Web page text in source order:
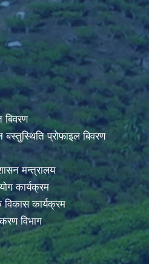
बिवरण
बस्तुस्थिति प्रोफाइल बिवरण
मन्त्रालय
कार्यक्रम
विकास कार्यक्रम
विभाग